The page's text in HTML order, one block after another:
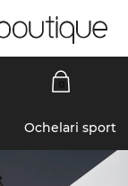
Ochelari sport